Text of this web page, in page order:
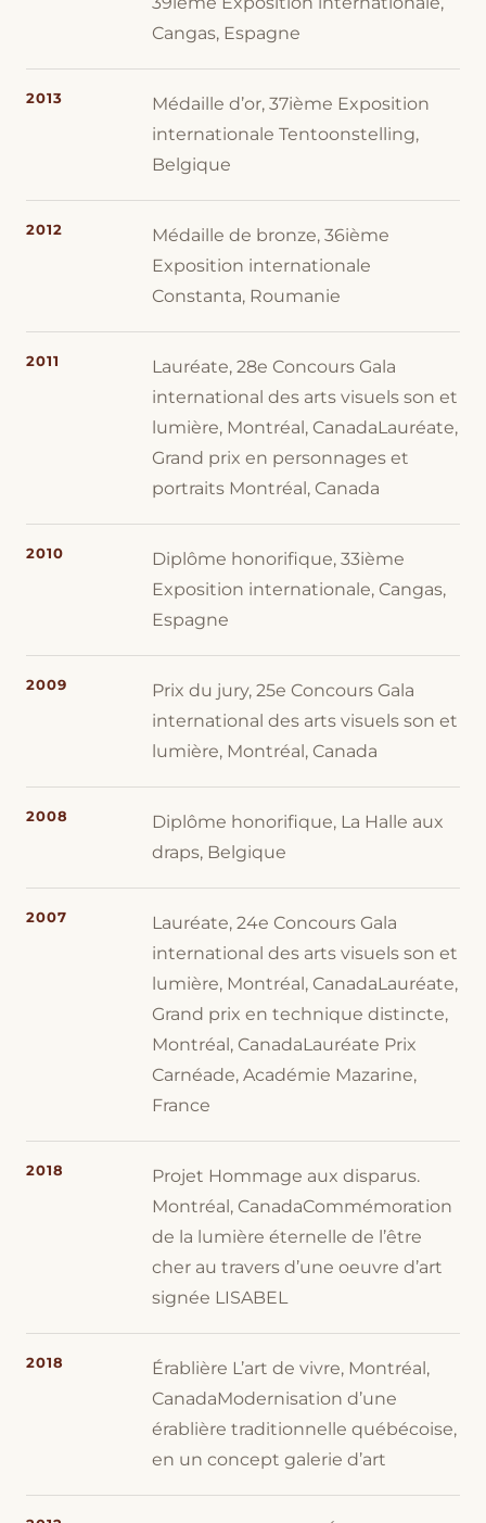
Cangas, Espagne
2013
Médaille d’or, 37ième Exposition
internationale Tentoonstelling,
Belgique
2012
Médaille de bronze, 36ième
Exposition internationale
Constanta, Roumanie
2011
Lauréate, 28e Concours Gala
international des arts visuels son et
lumière, Montréal, CanadaLauréate,
Grand prix en personnages et
portraits Montréal, Canada
2010
Diplôme honorifique, 33ième
Exposition internationale, Cangas,
Espagne
2009
Prix du jury, 25e Concours Gala
international des arts visuels son et
lumière, Montréal, Canada
2008
Diplôme honorifique, La Halle aux
draps, Belgique
2007
Lauréate, 24e Concours Gala
international des arts visuels son et
lumière, Montréal, CanadaLauréate,
Grand prix en technique distincte,
Montréal, CanadaLauréate Prix
Carnéade, Académie Mazarine,
France
2018
Projet Hommage aux disparus.
Montréal, CanadaCommémoration
de la lumière éternelle de l’être
cher au travers d’une oeuvre d’art
signée LISABEL
2018
Érablière L’art de vivre, Montréal,
CanadaModernisation d’une
érablière traditionnelle québécoise,
en un concept galerie d’art